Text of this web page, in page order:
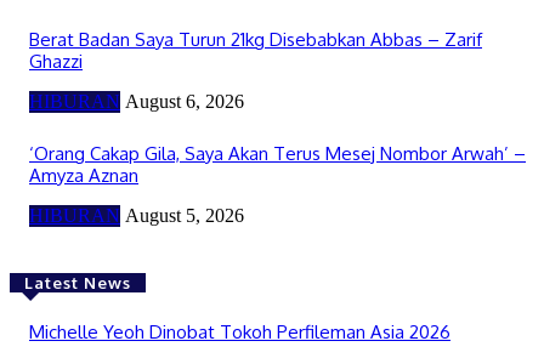
Berat Badan Saya Turun 21kg Disebabkan Abbas – Zarif
Ghazzi
HIBURAN August 6, 2026
‘Orang Cakap Gila, Saya Akan Terus Mesej Nombor Arwah’ –
Amyza Aznan
HIBURAN August 5, 2026
Latest News
Michelle Yeoh Dinobat Tokoh Perfileman Asia 2026